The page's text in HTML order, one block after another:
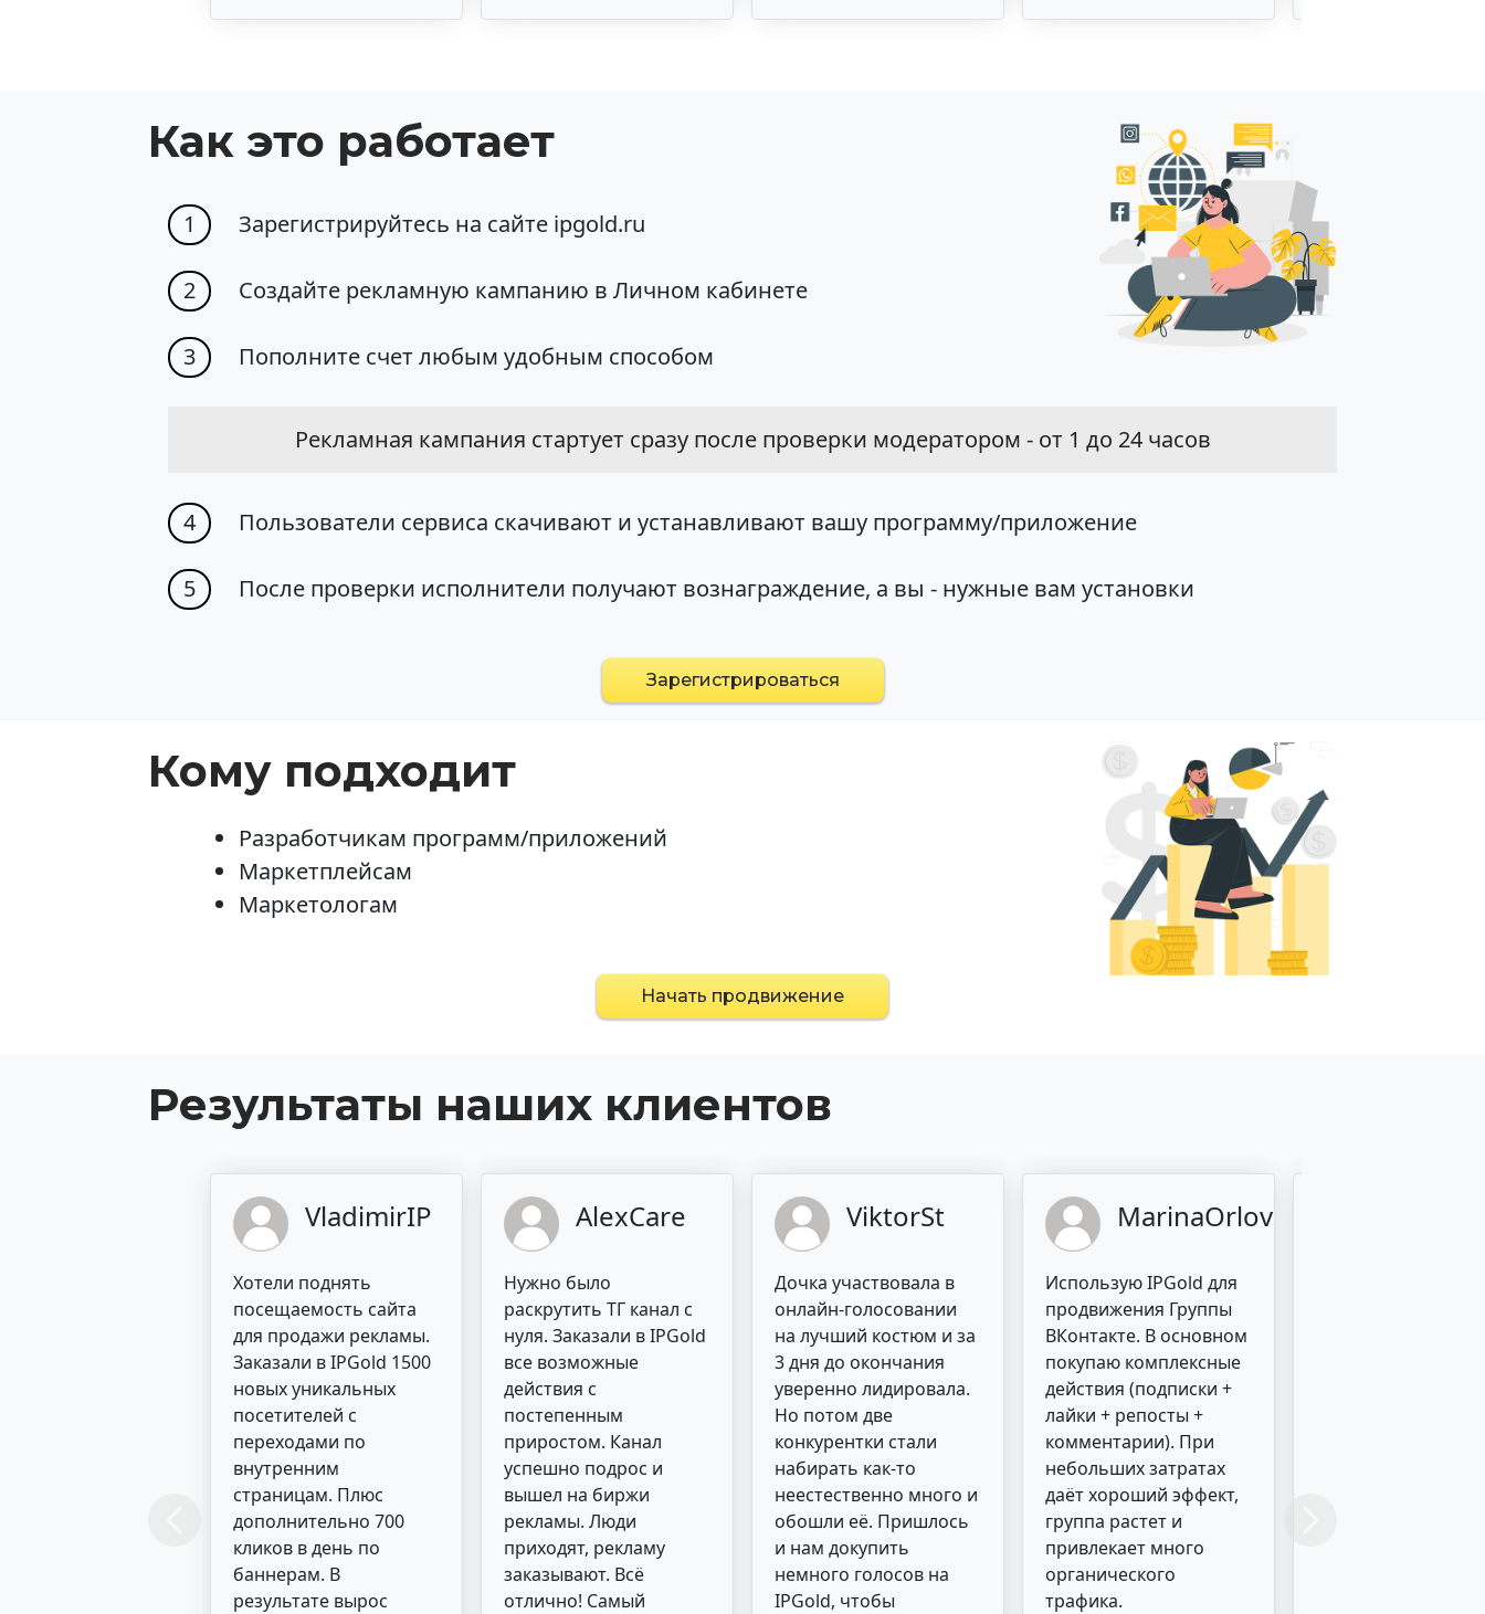
Как это работает
1 Зарегистрируйтесь на сайте ipgold.ru
2 Создайте рекламную кампанию в Личном кабинете
3 Пополните счет любым удобным способом
Рекламная кампания стартует сразу после проверки модератором - от 1 до 24 часов
4 Пользователи сервиса скачивают и устанавливают вашу программу/приложение
5 После проверки исполнители получают вознаграждение, а вы - нужные вам установки
Зарегистрироваться
Кому подходит
Разработчикам программ/приложений
Маркетплейсам
Маркетологам
Начать продвижение
Результаты наших клиентов
VladimirIP
Хотели поднять
посещаемость сайта
для продажи рекламы.
Заказали в IPGold 1500
новых уникальных
посетителей с
переходами по
внутренним
страницам. Плюс
дополнительно 700
кликов в день по
баннерам. В
результате вырос
AlexCare
Нужно было
раскрутить ТГ канал с
нуля. Заказали в IPGold
все возможные
действия с
постепенным
приростом. Канал
успешно подрос и
вышел на биржи
рекламы. Люди
приходят, рекламу
заказывают. Всё
отлично! Самый
ViktorSt
Дочка участвовала в
онлайн-голосовании
на лучший костюм и за
3 дня до окончания
уверенно лидировала.
Но потом две
конкурентки стали
набирать как-то
неестественно много и
обошли её. Пришлось
и нам докупить
немного голосов на
IPGold, чтобы
MarinaOrlova
Использую IPGold для
продвижения Группы
ВКонтакте. В основном
покупаю комплексные
действия (подписки +
лайки + репосты +
комментарии). При
небольших затратах
даёт хороший эффект,
группа растет и
привлекает много
органического
трафика.
Previous